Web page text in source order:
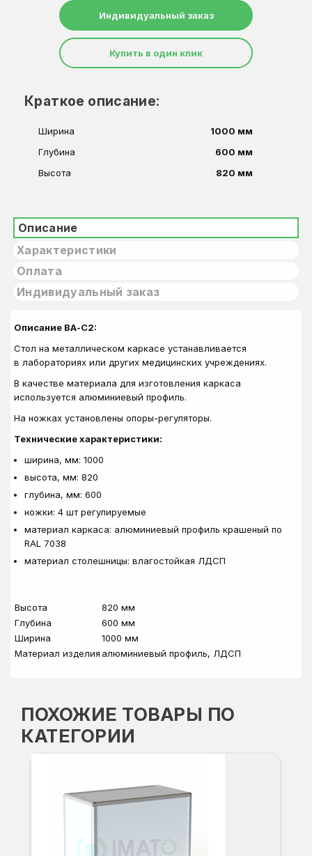
Индивидуальный заказ
Купить в один клик
Краткое описание:
Ширина
1000 мм
Глубина
600 мм
Высота
820 мм
Описание
Характеристики
Оплата
Индивидуальный заказ
Описание ВА-С2:
Стол на металлическом каркасе устанавливается
в лабораториях или других медицинских учреждениях.
В качестве материала для изготовления каркаса
используется алюминиевый профиль.
На ножках установлены опоры-регуляторы.
Технические характеристики:
ширина, мм: 1000
высота, мм: 820
глубина, мм: 600
ножки: 4 шт регулируемые
материал каркаса: алюминиевый профиль крашеный по
RAL 7038
материал столешницы: влагостойкая ЛДСП
Высота
820 мм
Глубина
600 мм
Ширина
1000 мм
Материал изделия алюминиевый профиль, ЛДСП
ПОХОЖИЕ ТОВАРЫ ПО
КАТЕГОРИИ